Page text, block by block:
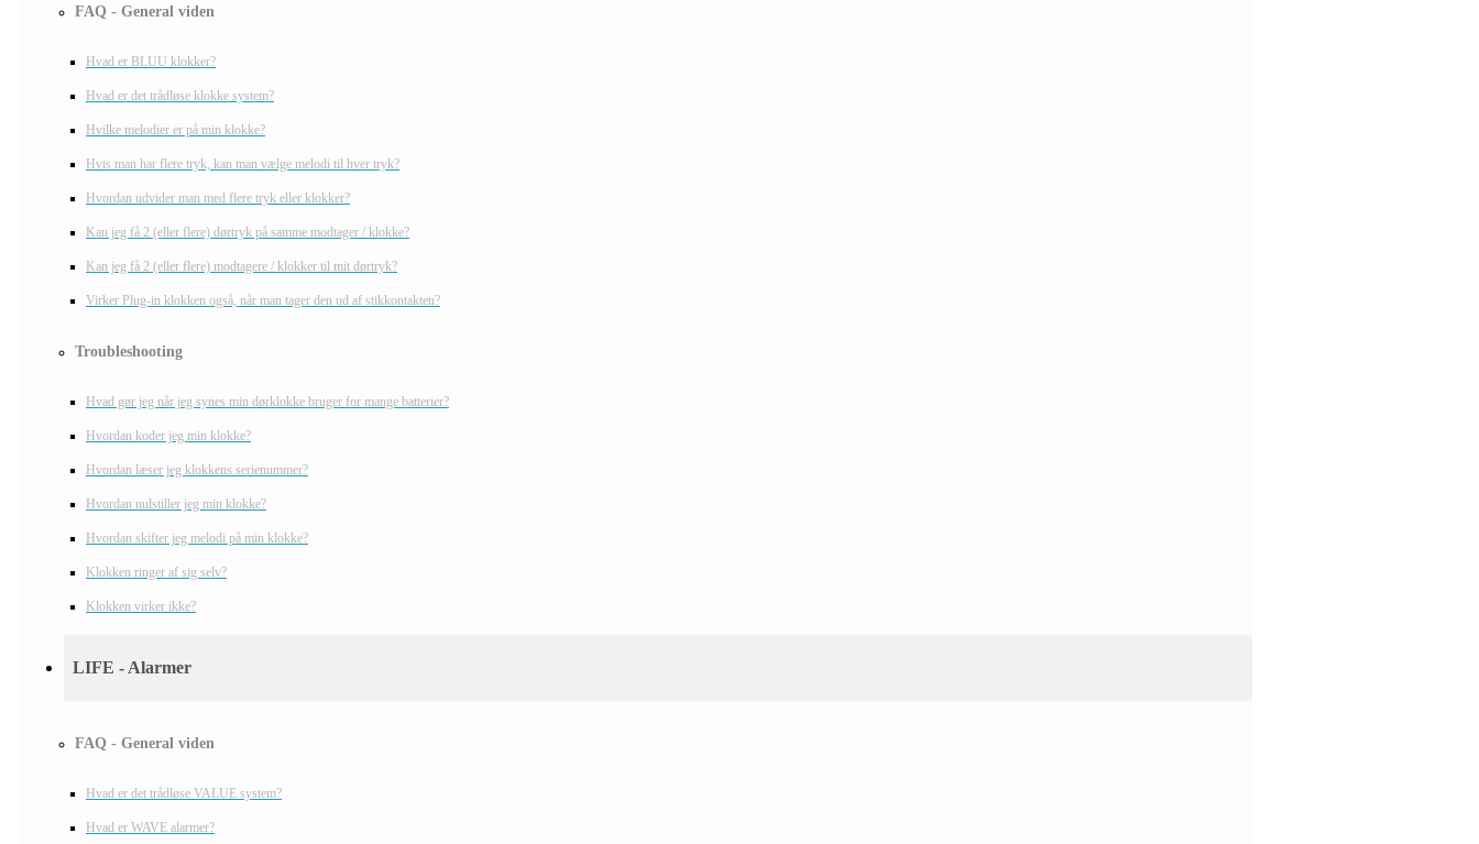
FAQ - General viden
Hvad er BLUU klokker?
Hvad er det trådløse klokke system?
Hvilke melodier er på min klokke?
Hvis man har flere tryk, kan man vælge melodi til hver tryk?
Hvordan udvider man med flere tryk eller klokker?
Kan jeg få 2 (eller flere) dørtryk på samme modtager / klokke?
Kan jeg få 2 (eller flere) modtagere / klokker til mit dørtryk?
Virker Plug-in klokken også, når man tager den ud af stikkontakten?
Troubleshooting
Hvad gør jeg når jeg synes min dørklokke bruger for mange batterier?
Hvordan koder jeg min klokke?
Hvordan læser jeg klokkens serienummer?
Hvordan nulstiller jeg min klokke?
Hvordan skifter jeg melodi på min klokke?
Klokken ringer af sig selv?
Klokken virker ikke?
LIFE - Alarmer
FAQ - General viden
Hvad er det trådløse VALUE system?
Hvad er WAVE alarmer?